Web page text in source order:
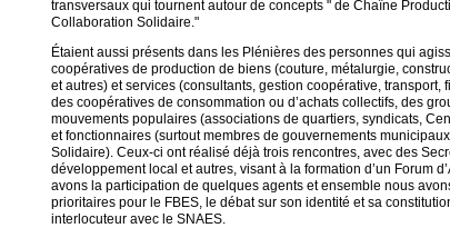
transversaux qui tournent autour de concepts " de Chaîne
Collaboration Solidaire."
Étaient aussi présents dans les Plénières des personnes qui
coopératives de production de biens (couture, métalurgie,
et autres) et services (consultants, gestion coopérative, transport,
des coopératives de consommation ou d’achats collectifs, des
mouvements populaires (associations de quartiers, syndicats,
et fonctionnaires (surtout membres de gouvernements
Solidaire). Ceux-ci ont réalisé déjà trois rencontres, avec des
développement local et autres, visant à la formation d’un Forum
avons la participation de quelques agents et ensemble nous
prioritaires pour le FBES, le débat sur son identité et sa
interlocuteur avec le SNAES.